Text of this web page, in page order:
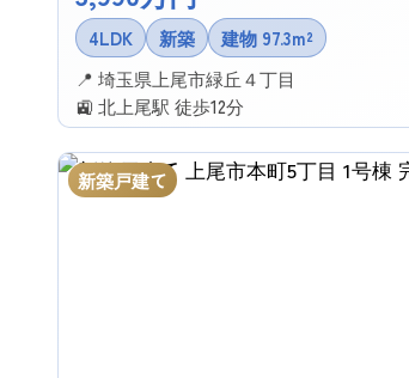
4LDK 新築
建物 97.3m²
📍 埼玉県上尾市緑丘４丁目
🚉 北上尾駅 徒歩12分
✉ この物件に問い合わせる
新築戸建て